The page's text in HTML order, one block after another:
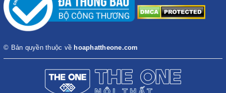
© Bản quyền thuộc về hoaphattheone.com